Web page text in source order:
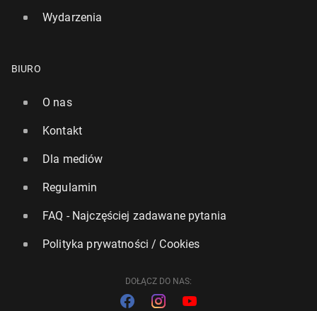
Wydarzenia
BIURO
O nas
Kontakt
Dla mediów
Regulamin
FAQ - Najczęściej zadawane pytania
Polityka prywatności / Cookies
DOŁĄCZ DO NAS: